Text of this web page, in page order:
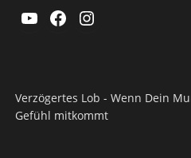
YouTube
Facebook
Instagram
Verzögertes Lob - Wenn Dein
Gefühl mitkommt